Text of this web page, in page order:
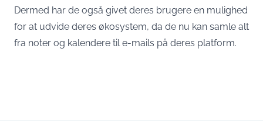
Dermed har de også givet deres brugere en mulighed
for at udvide deres økosystem, da de nu kan samle alt
fra noter og kalendere til e-mails på deres platform.